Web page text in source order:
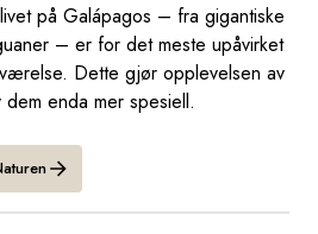
på Galápagos – fra gigantiske
– er for det meste upåvirket
Dette gjør opplevelsen av
enda mer spesiell.